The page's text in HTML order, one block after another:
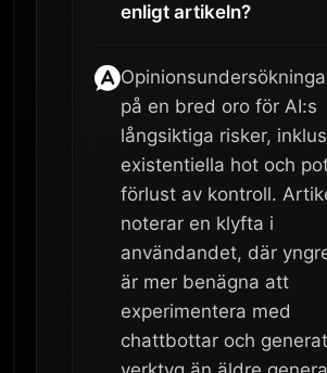
enligt artikeln?
på en bred oro för AI:s
långsiktiga risker,
existentiella hot och
förlust av kontroll.
noterar en klyfta i
användandet, där
är mer benägna att
experimentera med
chattbottar och